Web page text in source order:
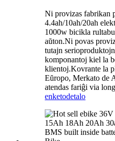
Ni provizas fabrikan
4.4ah/10ah/20ah
1000w bicikla
aŭton.Ni povas
tutajn
komponantoj kiel la
klientoj.Kovrante la
Eŭropo, Merkato de
atendas fariĝi via
enketodetalo